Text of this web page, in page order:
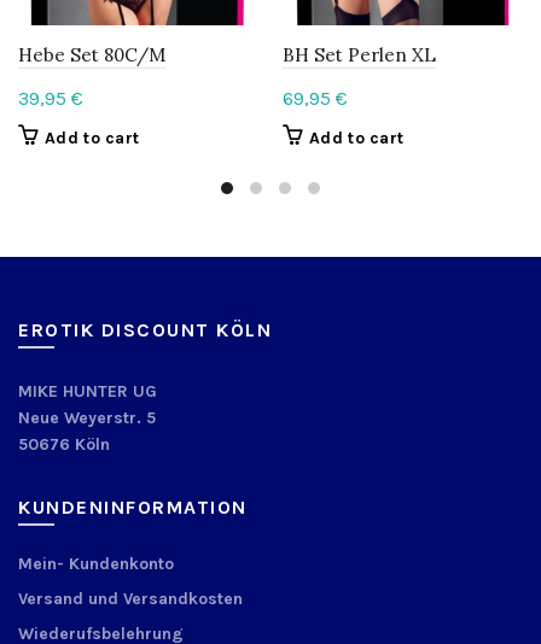
Hebe Set 80C/M
39,95 €
Add to cart
BH Set Perlen XL
69,95 €
Add to cart
EROTIK DISCOUNT KÖLN
MIKE HUNTER UG
Neue Weyerstr. 5
50676 Köln
KUNDENINFORMATION
Mein- Kundenkonto
Versand und Versandkosten
Wiederufsbelehrung